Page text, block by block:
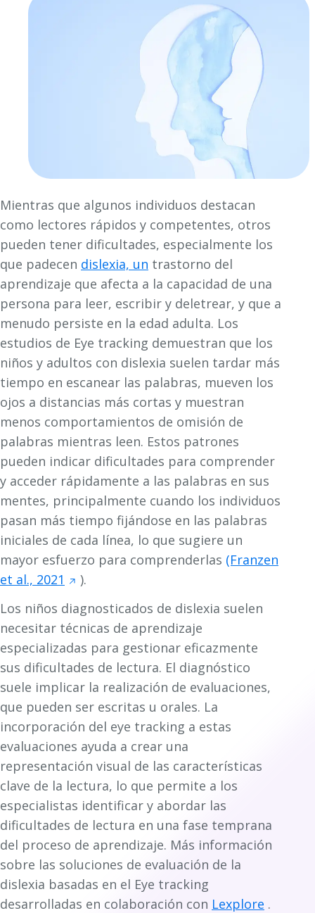
Mientras que algunos individuos destacan
como lectores rápidos y competentes, otros
pueden tener dificultades, especialmente los
que padecen dislexia, un trastorno del
aprendizaje que afecta a la capacidad de una
persona para leer, escribir y deletrear, y que a
menudo persiste en la edad adulta. Los
estudios de Eye tracking demuestran que los
niños y adultos con dislexia suelen tardar más
tiempo en escanear las palabras, mueven los
ojos a distancias más cortas y muestran
menos comportamientos de omisión de
palabras mientras leen. Estos patrones
pueden indicar dificultades para comprender
y acceder rápidamente a las palabras en sus
mentes, principalmente cuando los individuos
pasan más tiempo fijándose en las palabras
iniciales de cada línea, lo que sugiere un
mayor esfuerzo para comprenderlas (Franzen
et al., 2021
).
Los niños diagnosticados de dislexia suelen
necesitar técnicas de aprendizaje
especializadas para gestionar eficazmente
sus dificultades de lectura. El diagnóstico
suele implicar la realización de evaluaciones,
que pueden ser escritas u orales. La
incorporación del eye tracking a estas
evaluaciones ayuda a crear una
representación visual de las características
clave de la lectura, lo que permite a los
especialistas identificar y abordar las
dificultades de lectura en una fase temprana
del proceso de aprendizaje. Más información
sobre las soluciones de evaluación de la
dislexia basadas en el Eye tracking
desarrolladas en colaboración con Lexplore .